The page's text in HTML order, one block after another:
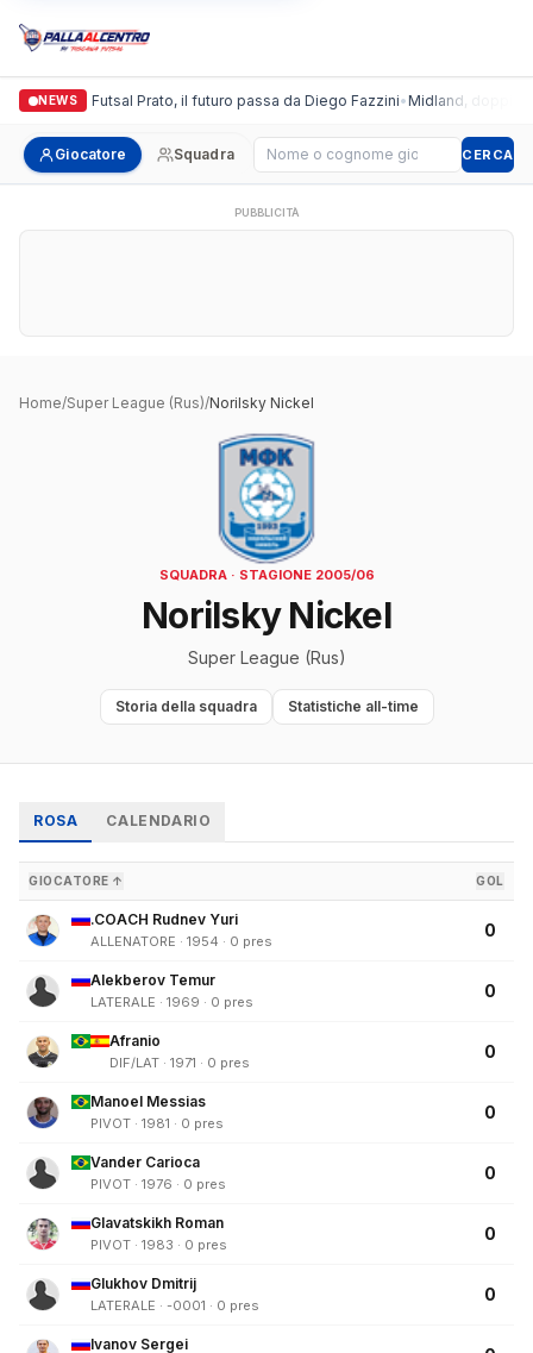
NEWS
Italgronda Futsal Prato, il futuro passa da Diego Fazzini•Midland, doppio
Giocatore Squadra Cerca giocatore CERCA
PUBBLICITÀ
Home/Super League (Rus)/Norilsky Nickel
SQUADRA · STAGIONE 2005/06
Norilsky Nickel
Super League (Rus)
Storia della squadra Statistiche all-time
ROSA CALENDARIO
GIOCATORE ↑ GOL
.COACH Rudnev Yuri
ALLENATORE · 1954 · 0 pres
0
Alekberov Temur
LATERALE · 1969 · 0 pres
0
Afranio
DIF/LAT · 1971 · 0 pres
0
Manoel Messias
PIVOT · 1981 · 0 pres
0
Vander Carioca
PIVOT · 1976 · 0 pres
0
Glavatskikh Roman
PIVOT · 1983 · 0 pres
0
Glukhov Dmitrij
LATERALE · -0001 · 0 pres
0
Ivanov Sergei